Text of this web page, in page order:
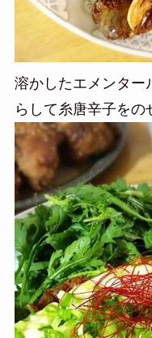
溶かしたエメンター
らして糸唐辛子をの